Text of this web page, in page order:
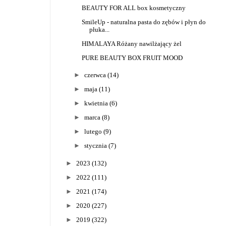
BEAUTY FOR ALL box kosmetyczny
SmileUp - naturalna pasta do zębów i płyn do
płuka...
HIMALAYA Różany nawilżający żel
PURE BEAUTY BOX FRUIT MOOD
► czerwca (14)
► maja (11)
► kwietnia (6)
► marca (8)
► lutego (9)
► stycznia (7)
► 2023 (132)
► 2022 (111)
► 2021 (174)
► 2020 (227)
► 2019 (322)